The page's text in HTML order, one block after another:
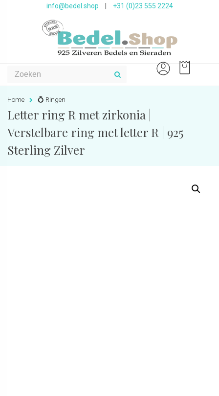
info@bedel.shop +31 (0)23 555 2224
Home 💍 Ringen
Letter ring R met zirkonia |
Verstelbare ring met letter R | 925
Sterling Zilver